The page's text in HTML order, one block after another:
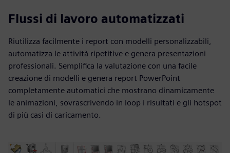
Flussi di lavoro automatizzati
Riutilizza facilmente i report con modelli personalizzabili,
automatizza le attività ripetitive e genera presentazioni
professionali. Semplifica la valutazione con una facile
creazione di modelli e genera report PowerPoint
completamente automatici che mostrano dinamicamente
le animazioni, sovrascrivendo in loop i risultati e gli hotspot
di più casi di caricamento.